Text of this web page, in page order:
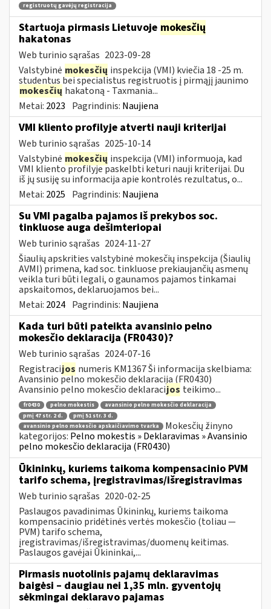
registruotų gavėjų registracija
Startuoja pirmasis Lietuvoje mokesčių
hakatonas
Web turinio sąrašas 2023-09-28
Valstybinė mokesčių inspekcija (VMI) kviečia 18 -25 m.
studentus bei specialistus registruotis į pirmąjį jaunimo
mokesčių hakatoną - Taxmania...
Metai: 2023 Pagrindinis: Naujiena
VMI kliento profilyje atverti nauji kriterijai
Web turinio sąrašas 2025-10-14
Valstybinė mokesčių inspekcija (VMI) informuoja, kad
VMI kliento profilyje paskelbti keturi nauji kriterijai. Du
iš jų susiję su informacija apie kontrolės rezultatus, o...
Metai: 2025 Pagrindinis: Naujiena
Su VMI pagalba pajamos iš prekybos soc.
tinkluose auga dešimteriopai
Web turinio sąrašas 2024-11-27
Šiaulių apskrities valstybinė mokesčių inspekcija (Šiaulių
AVMI) primena, kad soc. tinkluose prekiaujančių asmenų
veikla turi būti legali, o gaunamos pajamos tinkamai
apskaitomos, deklaruojamos bei...
Metai: 2024 Pagrindinis: Naujiena
Kada turi būti pateikta avansinio pelno
mokesčio deklaracija (FR0430)?
Web turinio sąrašas 2024-07-16
Registracijos numeris KM1367 Ši informacija skelbiama:
Avansinio pelno mokesčio deklaracija (FR0430)
Avansinio pelno mokesčio deklaracijos teikimo...
fr0430 pelno mokestis
avansinio pelno mokesčio deklaracija
pmį 47 str. 2 d.
pmį 51 str. 3 d.
avansinio pelno mokesčio apskaičiavimo tvarka
Mokesčių žinyno
kategorijos: Pelno mokestis » Deklaravimas » Avansinio
pelno mokesčio deklaracija (FR0430)
Ūkininkų, kuriems taikoma kompensacinio PVM
tarifo schema, įregistravimas/išregistravimas
Web turinio sąrašas 2020-02-25
Paslaugos pavadinimas Ūkininkų, kuriems taikoma
kompensacinio pridėtinės vertės mokesčio (toliau —
PVM) tarifo schema,
įregistravimas/išregistravimas/duomenų keitimas.
Paslaugos gavėjai Ūkininkai,...
Pirmasis nuotolinis pajamų deklaravimas
baigėsi – daugiau nei 1,35 mln. gyventojų
sėkmingai deklaravo pajamas